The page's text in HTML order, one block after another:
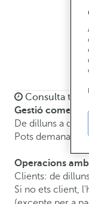
Consulta tots
Gestió
De dilluns a
Pots demanar
Operacions
Clients: de
Si no ets client,